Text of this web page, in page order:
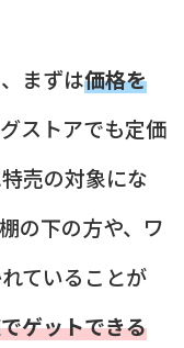
まずは価格を
ストアでも定価
売の対象にな
の下の方や、ワ
ていることが
ゲットできる